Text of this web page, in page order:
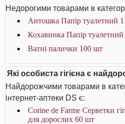
Недорогими товарами в
Антошка Папір туалетний
Кохавинка Папір
Ватні палички 100 шт
Які особиста гігієна є
Найдорожчими товарами в
інтернет-аптеки DS є:
Corine de Farme Серветки
для дорослих 60 шт